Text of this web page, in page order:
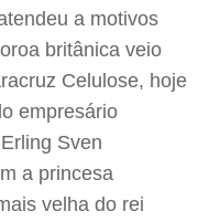
a motivos
britânica veio
Celulose, hoje
empresário
Sven
a princesa
velha do rei